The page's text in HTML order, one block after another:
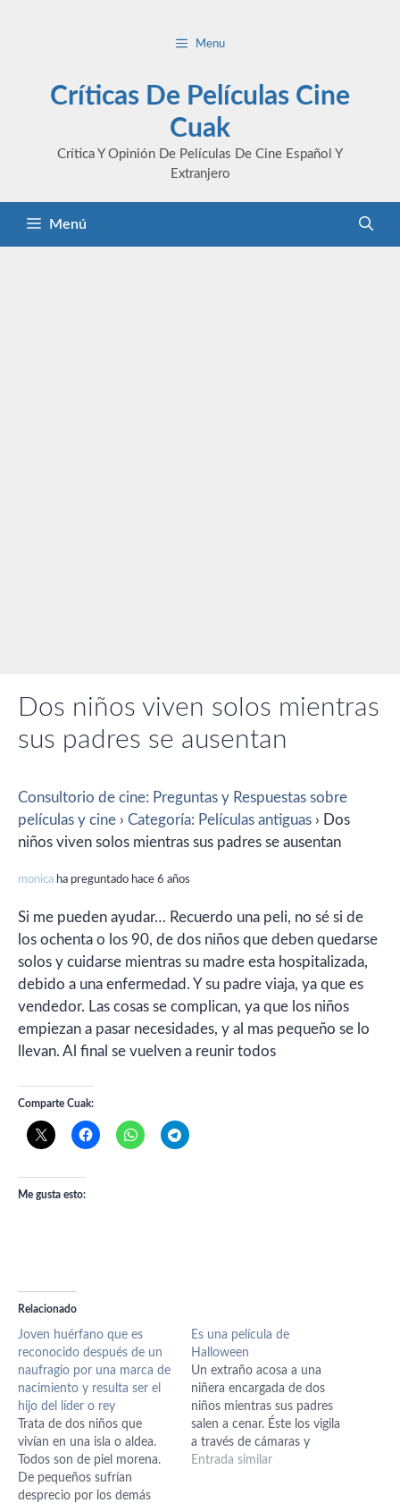
Menu
Críticas De Películas Cine
Cuak
Crítica Y Opinión De Películas De Cine Español Y
Extranjero
Menú
Dos niños viven solos mientras
sus padres se ausentan
Consultorio de cine: Preguntas y Respuestas sobre
películas y cine › Categoría: Películas antiguas › Dos
niños viven solos mientras sus padres se ausentan
monica ha preguntado hace 6 años
Si me pueden ayudar… Recuerdo una peli, no sé si de
los ochenta o los 90, de dos niños que deben quedarse
solos y cuidarse mientras su madre esta hospitalizada,
debido a una enfermedad. Y su padre viaja, ya que es
vendedor. Las cosas se complican, ya que los niños
empiezan a pasar necesidades, y al mas pequeño se lo
llevan. Al final se vuelven a reunir todos
Comparte Cuak:
Me gusta esto:
Relacionado
Joven huérfano que es
reconocido después de un
naufragio por una marca de
nacimiento y resulta ser el
hijo del líder o rey
Trata de dos niños que
vivían en una isla o aldea.
Todos son de piel morena.
De pequeños sufrían
desprecio por los demás
Es una película de
Halloween
Un extraño acosa a una
niñera encargada de dos
niños mientras sus padres
salen a cenar. Éste los vigila
a través de cámaras y
trampas, al mismo tiempo
Entrada similar